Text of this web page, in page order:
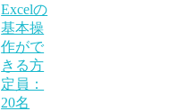
Excelの
基本操
作がで
きる方
定員：
20名